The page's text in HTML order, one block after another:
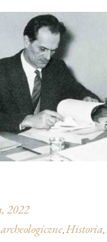
2022
Historia